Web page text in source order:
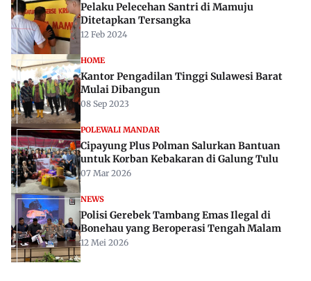
Pelaku Pelecehan Santri di Mamuju
Ditetapkan Tersangka
12 Feb 2024
HOME
Kantor Pengadilan Tinggi Sulawesi Barat
Mulai Dibangun
08 Sep 2023
POLEWALI MANDAR
Cipayung Plus Polman Salurkan Bantuan
untuk Korban Kebakaran di Galung Tulu
07 Mar 2026
NEWS
Polisi Gerebek Tambang Emas Ilegal di
Bonehau yang Beroperasi Tengah Malam
12 Mei 2026